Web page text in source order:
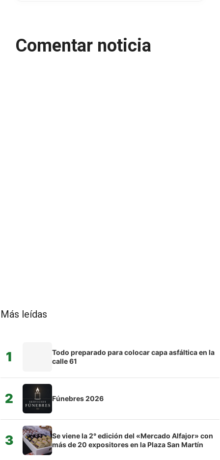
Comentar noticia
Más leídas
1
Todo preparado para colocar capa asfáltica en la
calle 61
2 Fúnebres 2026
3
Se viene la 2° edición del «Mercado Alfajor» con
más de 20 expositores en la Plaza San Martín